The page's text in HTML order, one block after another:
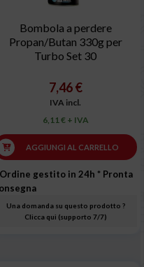
Bombola a perdere
Propan/Butan 330g per
Turbo Set 30
7,46 €
IVA incl.
6,11 € + IVA
AGGIUNGI AL CARRELLO
gestito in 24h * Pronta
Una domanda su questo prodotto ?
Clicca qui (supporto 7/7)